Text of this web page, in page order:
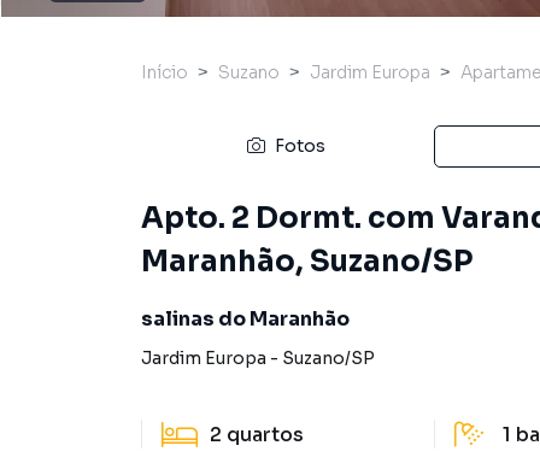
Início Suzano Jardim Europa
Fotos
Apto. 2 Dormt. com
Maranhão, Suzano/SP
salinas do Maranhão
Jardim Europa - Suzano/SP
2 quartos 1